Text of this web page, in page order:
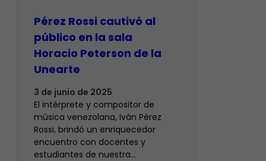
Pérez Rossi cautivó al
público en la sala
Horacio Peterson de la
Unearte
3 de junio de 2025
El intérprete y compositor de
música venezolana, Iván Pérez
Rossi, brindó un enriquecedor
encuentro con docentes y
estudiantes de nuestra…